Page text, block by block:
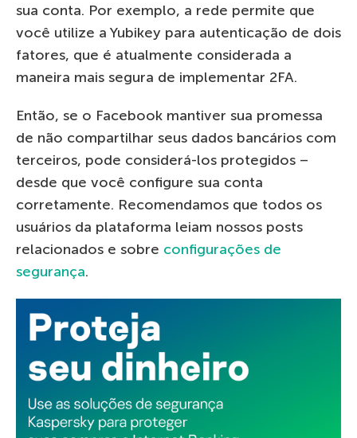
sua conta. Por exemplo, a rede permite que
você utilize a Yubikey para autenticação de dois
fatores, que é atualmente considerada a
maneira mais segura de implementar 2FA.
Então, se o Facebook mantiver sua promessa
de não compartilhar seus dados bancários com
terceiros, pode considerá-los protegidos –
desde que você configure sua conta
corretamente. Recomendamos que todos os
usuários da plataforma leiam nossos posts
relacionados e sobre configurações de
segurança.